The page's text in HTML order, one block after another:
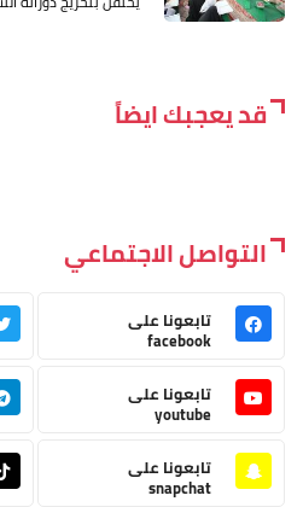
قد يعجبك ايضاً
التواصل الاجتماعي
تابعونا على
facebook
تابعونا على
youtube
تابعونا على
snapchat